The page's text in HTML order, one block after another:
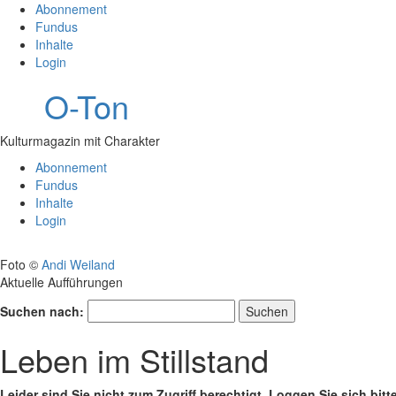
Abonnement
Fundus
Inhalte
Login
O-Ton
Kulturmagazin mit Charakter
Abonnement
Fundus
Inhalte
Login
Foto © Andi Weiland
Aktuelle Aufführungen
Suchen nach:
Leben im Stillstand